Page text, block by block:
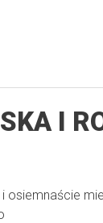
I
osiemnaście